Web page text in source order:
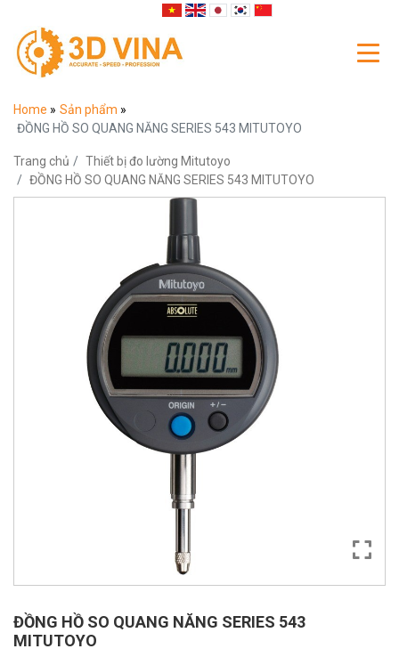
Home » Sản phẩm »
ĐỒNG HỒ SO QUANG NĂNG SERIES 543 MITUTOYO
Trang chủ
Thiết bị đo lường Mitutoyo
ĐỒNG HỒ SO QUANG NĂNG SERIES 543 MITUTOYO
ĐỒNG HỒ SO QUANG NĂNG SERIES 543
MITUTOYO